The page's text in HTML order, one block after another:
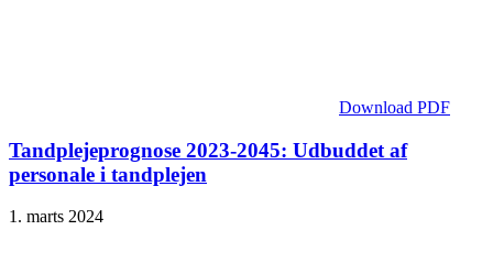
Download PDF
Tandplejeprognose 2023-2045: Udbuddet af
personale i tandplejen
1. marts 2024